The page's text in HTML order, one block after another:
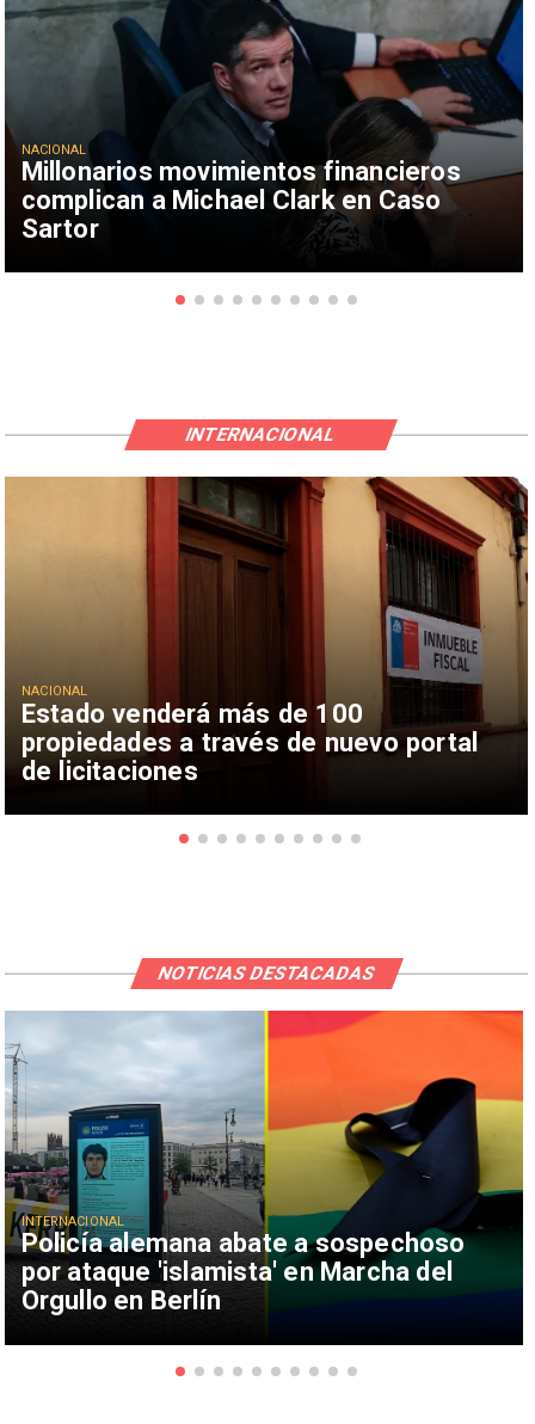
Millonarios movimientos financieros
complican a Michael Clark en Caso
Sartor
NACIONAL
Estado venderá más de 100
propiedades a través de nuevo portal
de licitaciones
NACIONAL
INTERNACIONAL
Policía alemana abate a sospechoso
por ataque 'islamista' en Marcha del
Orgullo en Berlín
INTERNACIONAL
NOTICIAS DESTACADAS